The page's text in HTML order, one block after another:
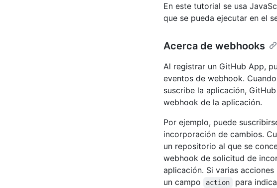
En este tutorial se usa
que se pueda ejecutar en el
Acerca de webhooks
Al registrar un GitHub App,
eventos de webhook.
suscribe la aplicación,
webhook de la aplicación.
Por ejemplo, puede
incorporación de cambios.
un repositorio al que se
webhook de solicitud de
aplicación. Si varias
un campo
action
para